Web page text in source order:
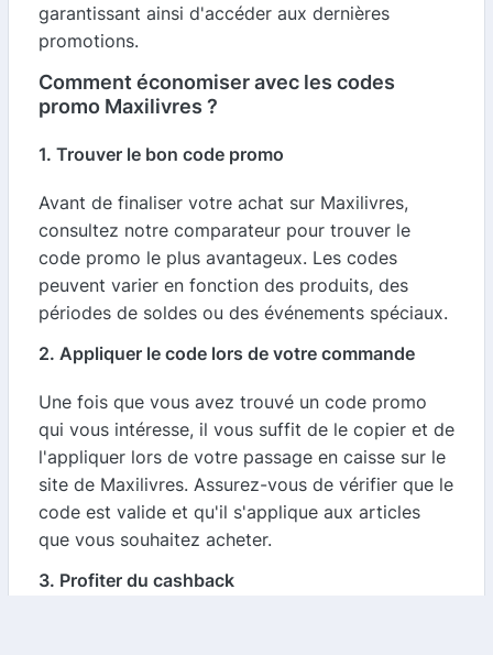
garantissant ainsi d'accéder aux dernières
promotions.
Comment économiser avec les codes
promo Maxilivres ?
1. Trouver le bon code promo
Avant de finaliser votre achat sur Maxilivres,
consultez notre comparateur pour trouver le
code promo le plus avantageux. Les codes
peuvent varier en fonction des produits, des
périodes de soldes ou des événements spéciaux.
2. Appliquer le code lors de votre commande
Une fois que vous avez trouvé un code promo
qui vous intéresse, il vous suffit de le copier et de
l'appliquer lors de votre passage en caisse sur le
site de Maxilivres. Assurez-vous de vérifier que le
code est valide et qu'il s'applique aux articles
que vous souhaitez acheter.
3. Profiter du cashback